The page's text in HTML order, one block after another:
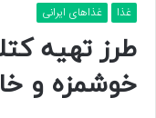
غذا غذاهای ایرانی
طرز تهیه
خوشمزه و